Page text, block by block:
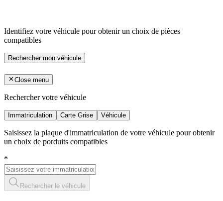
Identifiez votre véhicule pour obtenir un choix de pièces
compatibles
Rechercher mon véhicule
Close menu
Rechercher votre véhicule
Immatriculation Carte Grise Véhicule
Saisissez la plaque d'immatriculation de votre véhicule pour obtenir
un choix de porduits compatibles
*
Rechercher le véhicule